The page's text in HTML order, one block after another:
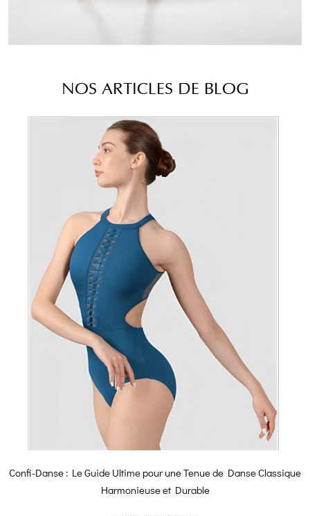
NOS ARTICLES DE BLOG
Confi-Danse : Le Guide Ultime pour une Tenue de Danse Classique
Harmonieuse et Durable